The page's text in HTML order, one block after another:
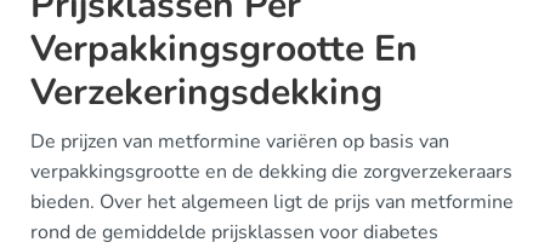
Verpakkingsgrootte En
Verzekeringsdekking
De prijzen van metformine variëren op basis van
verpakkingsgrootte en de dekking die zorgverzekeraars
bieden. Over het algemeen ligt de prijs van metformine
rond de gemiddelde prijsklassen voor diabetes